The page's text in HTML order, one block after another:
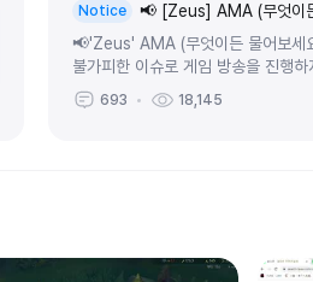
Notice
📢 [Zeus] AMA (무엇이
📢'Zeus' AMA (무엇이든 물어보세
불가피한 이슈로 게임 방송을 진행
시간을 가지고자 합니다.해당 게...
693 18,145